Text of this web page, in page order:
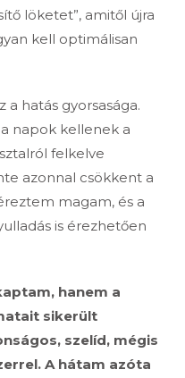
löketet”, amitől újra
kell optimálisan
hatás gyorsasága.
napok kellenek a
felkelve
azonnal csökkent a
magam, és a
is érezhetően
hanem a
sikerült
szelíd, mégis
A hátam azóta